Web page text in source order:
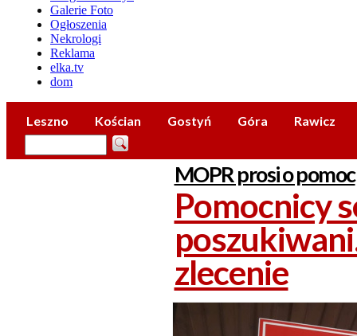
Galerie Foto
Ogłoszenia
Nekrologi
Reklama
elka.tv
dom
Leszno Kościan Gostyń Góra Rawicz
MOPR prosi o pomoc
Pomocnicy
zlecenie